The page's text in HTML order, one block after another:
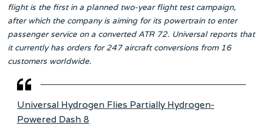
flight is the first in a planned two-year flight test campaign,
after which the company is aiming for its powertrain to enter
passenger service on a converted ATR 72. Universal reports that
it currently has orders for 247 aircraft conversions from 16
customers worldwide.
Universal Hydrogen Flies Partially Hydrogen-
Powered Dash 8